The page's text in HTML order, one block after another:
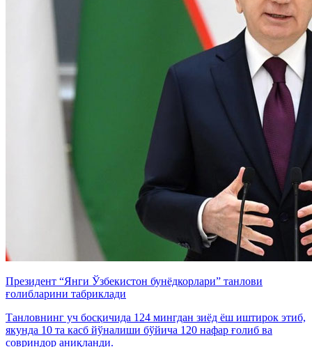
Президент “Янги Ўзбекистон бунёдкорлари” танлови
ғолибларини табриклади
Танловнинг уч босқичида 124 мингдан зиёд ёш иштирок этиб,
якунда 10 та касб йўналиши бўйича 120 нафар ғолиб ва
совриндор аниқланди.